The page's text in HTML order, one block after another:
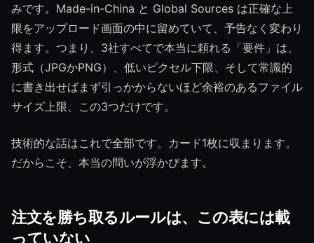
みです。Made-in-China と Global Sources は正確な上
限をアップロード画面の中に留めていて、予告なく変わり
得ます。つまり、3社すべてで本当に頼れる「要件」は、
形式（JPGかPNG）、低いピクセル下限、そして常識的
に書き出せばまず引っかからないほど余裕のあるファイル
サイズ上限、この3つだけです。
技術的な話はこれで全部です。カード1枚に収まります。
だからこそ、本当の問いが浮かびます。
注文を勝ち取るルールは、この表には載
っていない